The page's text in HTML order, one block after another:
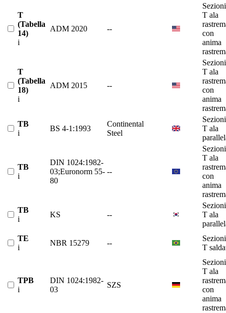
T
(Tabella
14)
i
ADM 2020 --
T ala
con
anima
T
(Tabella
18)
i
ADM 2015 --
T ala
con
anima
TB
i
BS 4-1:1993
Continental
Steel
T ala
TB
i
DIN 1024:1982-
03;Euronorm 55-
80
--
T ala
con
anima
TB
i
KS --
T ala
TE
i
NBR 15279 --
T
TPB
i
DIN 1024:1982-
03
SZS
T ala
con
anima